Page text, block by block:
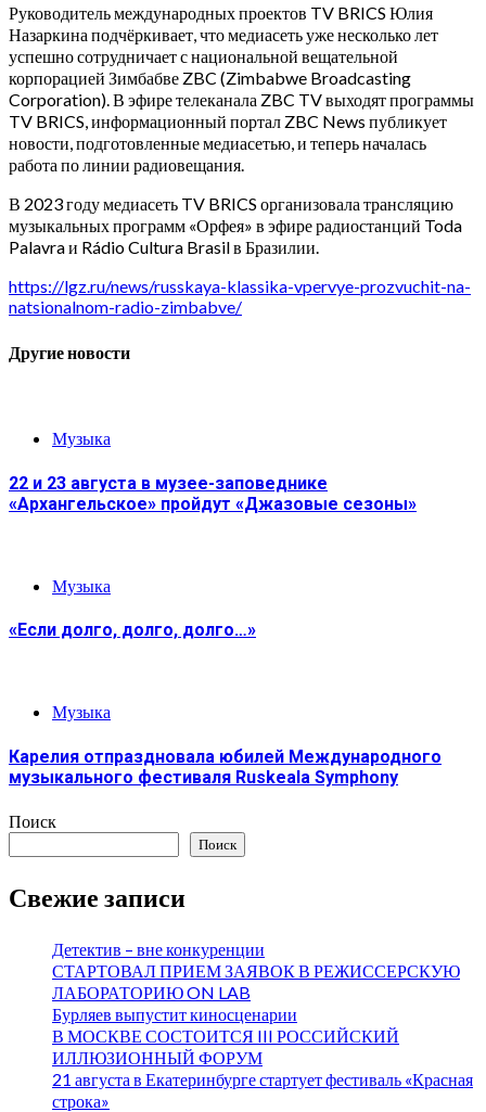
Руководитель международных проектов TV BRICS Юлия
Назаркина подчёркивает, что медиасеть уже несколько лет
успешно сотрудничает с национальной вещательной
корпорацией Зимбабве ZBC (Zimbabwe Broadcasting
Corporation). В эфире телеканала ZBC TV выходят программы
TV BRICS, информационный портал ZBC News публикует
новости, подготовленные медиасетью, и теперь началась
работа по линии радиовещания.
В 2023 году медиасеть TV BRICS организовала трансляцию
музыкальных программ «Орфея» в эфире радиостанций Toda
Palavra и Rádio Cultura Brasil в Бразилии.
https://lgz.ru/news/russkaya-klassika-vpervye-prozvuchit-na-
natsionalnom-radio-zimbabve/
Другие новости
Музыка
22 и 23 августа в музее-заповеднике
«Архангельское» пройдут «Джазовые сезоны»
Музыка
«Если долго, долго, долго…»
Музыка
Карелия отпраздновала юбилей Международного
музыкального фестиваля Ruskeala Symphony
Поиск
Поиск
Свежие записи
Детектив – вне конкуренции
СТАРТОВАЛ ПРИЕМ ЗАЯВОК В РЕЖИССЕРСКУЮ
ЛАБОРАТОРИЮ ON LAB
Бурляев выпустит киносценарии
В МОСКВЕ СОСТОИТСЯ III РОССИЙСКИЙ
ИЛЛЮЗИОННЫЙ ФОРУМ
21 августа в Екатеринбурге стартует фестиваль «Красная
строка»